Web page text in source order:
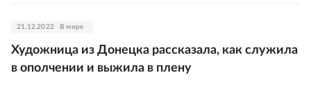
21.12.2022 В мире
Художница из Донецка рассказала, как служила
в ополчении и выжила в плену